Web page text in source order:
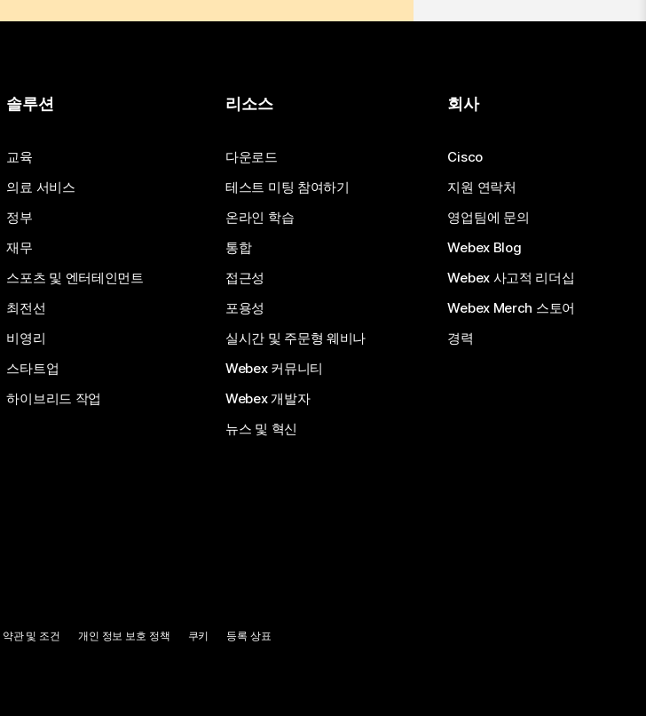
솔루션
교육
의료 서비스
정부
재무
스포츠 및 엔터테인먼트
최전선
비영리
스타트업
하이브리드 작업
리소스
다운로드
테스트 미팅 참여하기
온라인 학습
통합
접근성
포용성
실시간 및 주문형 웨비나
Webex 커뮤니티
Webex 개발자
뉴스 및 혁신
회사
Cisco
지원 연락처
영업팀에 문의
Webex Blog
Webex 사고적 리더십
Webex Merch 스토어
경력
약관 및 조건 개인 정보 보호 정책 쿠키 등록 상표